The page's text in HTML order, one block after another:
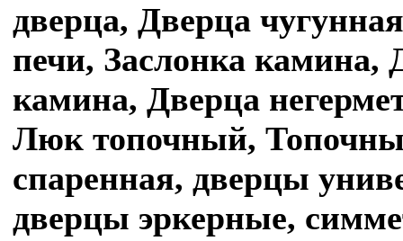
дверца, Дверца
печи, Заслонка камина,
камина, Дверца
Люк топочный,
спаренная, дверцы
дверцы эркерные,